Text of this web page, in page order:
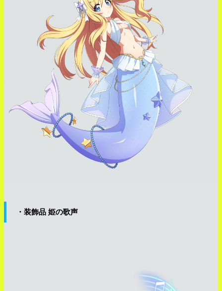
・装飾品 姫の歌声